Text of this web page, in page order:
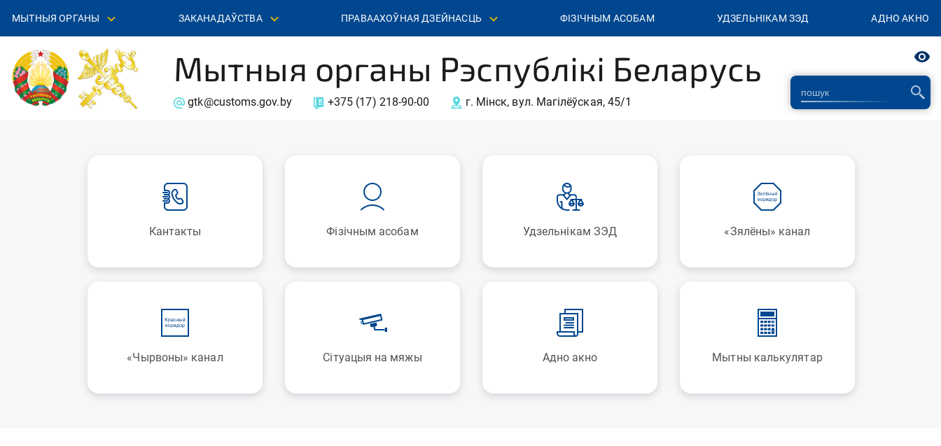
МЫТНЫЯ ОРГАНЫ ЗАКАНАДАЎСТВА ПРАВААХОЎНАЯ ДЗЕЙНАСЦЬ ФІЗІЧНЫМ АСОБАМ УДЗЕЛЬНІКАМ ЗЭД АДНО АКНО
Мытныя органы Рэспублікі Беларусь
gtk@customs.gov.by +375 (17) 218‐90‐00 г. Мінск, вул. Магілёўская, 45/1
Кантакты Фізічным асобам Удзельнікам ЗЭД «Зялёны» канал
«Чырвоны» канал Сітуацыя на мяжы Адно акно Мытны калькулятар